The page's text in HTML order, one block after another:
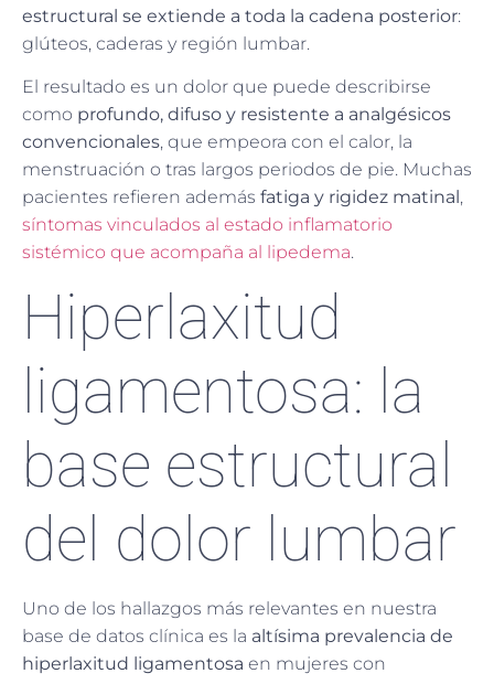
estructural se extiende a toda la cadena posterior:
glúteos, caderas y región lumbar.
El resultado es un dolor que puede describirse
como profundo, difuso y resistente a analgésicos
convencionales, que empeora con el calor, la
menstruación o tras largos periodos de pie. Muchas
pacientes refieren además fatiga y rigidez matinal,
síntomas vinculados al estado inflamatorio
sistémico que acompaña al lipedema.
Hiperlaxitud
ligamentosa: la
base estructural
del dolor lumbar
Uno de los hallazgos más relevantes en nuestra
base de datos clínica es la altísima prevalencia de
hiperlaxitud ligamentosa en mujeres con